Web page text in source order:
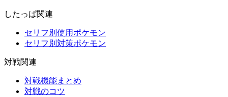
したっぱ関連
セリフ別使用ポケモン
セリフ別対策ポケモン
対戦関連
対戦機能まとめ
対戦のコツ